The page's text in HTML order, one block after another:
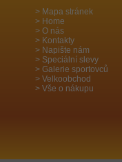
Mapa stránek
Home
O nás
Kontakty
Napište nám
Speciální slevy
Galerie sportovců
Velkoobchod
Vše o nákupu